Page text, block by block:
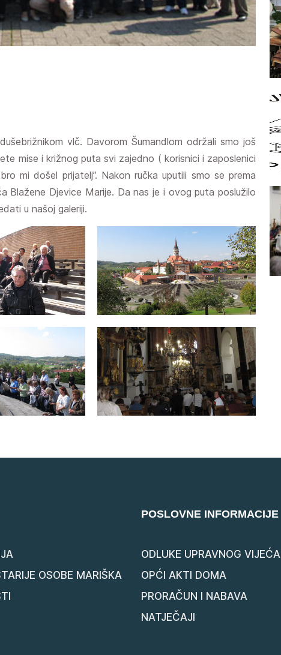
vlč. Davorom Šumandlom održali smo još
mise i križnog puta svi zajedno ( korisnici i zaposlenici
mi došel prijatelj”. Nakon ručka uputili smo se prema
Blažene Djevice Marije. Da nas je i ovog puta poslužilo
u našoj galeriji.
OSOBE MARIŠKA
POSLOVNE INFORMACIJE
ODLUKE UPRAVNOG VIJEĆA
OPĆI AKTI DOMA
PRORAČUN I NABAVA
NATJEČAJI